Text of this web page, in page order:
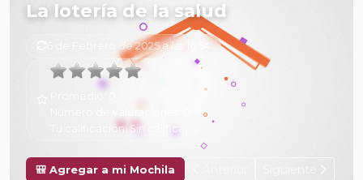
La lotería de la salud
6 de Febrero de 2025 a las 16:54
Tu calificación: Sin calificar
🎒 Agregar a mi Mochila